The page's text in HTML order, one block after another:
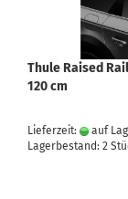
Thule Raised
120 cm
Lieferzeit: auf
Lagerbestand: 2